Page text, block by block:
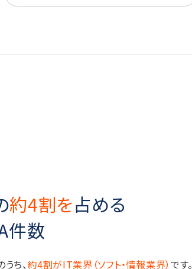
約4割を占める
件数
ち、約4割がIT業界（ソフト・情報業界）です。